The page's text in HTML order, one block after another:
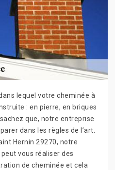
lequel votre cheminée à
: en pierre, en briques
que, notre entreprise
dans les règles de l’art.
Hernin 29270, notre
vous réaliser des
de cheminée et cela